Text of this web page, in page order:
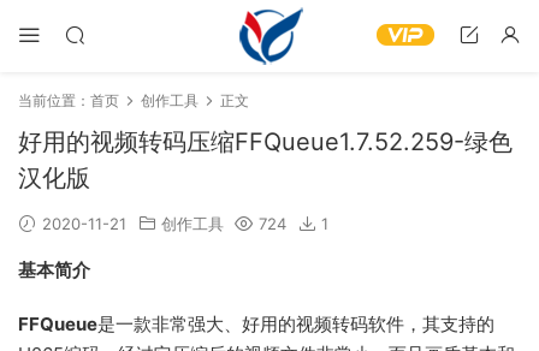
当前位置： 首页 创作工具 正文
好用的视频转码压缩FFQueue1.7.52.259-绿色
汉化版
2020-11-21 创作工具 724 1
基本简介
FFQueue是一款非常强大、好用的视频转码软件，其支持的